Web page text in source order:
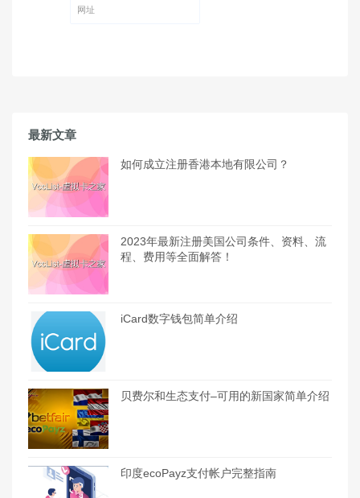
最新文章
如何成立注册香港本地有限公司？
2023年最新注册美国公司条件、资料、流
程、费用等全面解答！
iCard数字钱包简单介绍
贝费尔和生态支付–可用的新国家简单介绍
印度ecoPayz支付帐户完整指南